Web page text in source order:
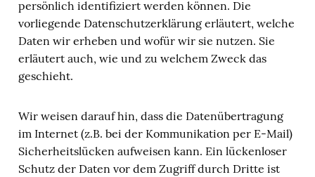
persönlich identifiziert werden können. Die
vorliegende Datenschutzerklärung erläutert, welche
Daten wir erheben und wofür wir sie nutzen. Sie
erläutert auch, wie und zu welchem Zweck das
geschieht.
Wir weisen darauf hin, dass die Datenübertragung
im Internet (z.B. bei der Kommunikation per E-Mail)
Sicherheitslücken aufweisen kann. Ein lückenloser
Schutz der Daten vor dem Zugriff durch Dritte ist